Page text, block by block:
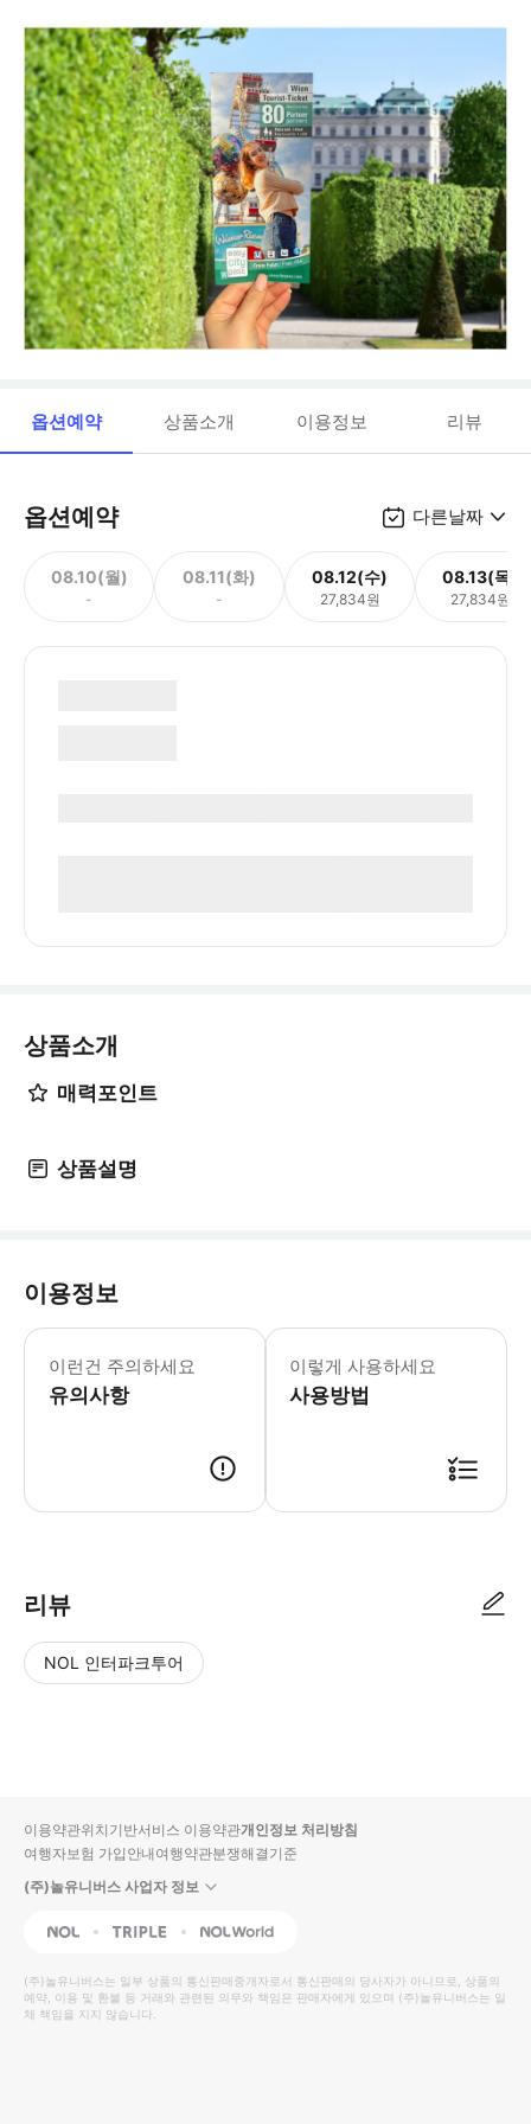
옵션예약 상품소개 이용정보 리뷰
옵션예약 다른날짜
08.10(월)
-
08.11(화)
-
08.12(수)
27,834원
08.13(목)
27,834원
상품소개
매력포인트
상품설명
이용정보
이런건 주의하세요
유의사항
- 추가정보 * 대중교통 서비스이므로
- 예약확정 * 예약 후 확정 여부를 바
- 이용요건 * 공지: 영유아 및 아동도
이렇게 사용하세요
사용방법
리뷰
NOL 인터파크투어
입니
다.
높
은
순
동
영
상
순
상
이용약관위치기반서비스 이용약관개인정보 처리방침
여행자보험 가입안내여행약관분쟁해결기준
(주)놀유니버스 사업자 정보
NOL Triple Interpark Global
(주)놀유니버스는 일부 상품의 통신판매중개자로서 통신판매의 당사자가 아니므로, 상품의
예약, 이용 및 환불 등 거래와 관련된 의무와 책임은 판매자에게 있으며 (주)놀유니버스는 일
체 책임을 지지 않습니다.